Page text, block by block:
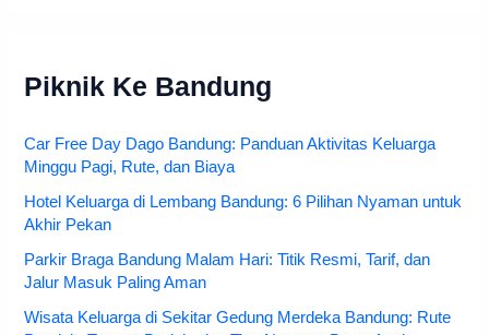
Piknik Ke Bandung
Car Free Day Dago Bandung: Panduan Aktivitas Keluarga
Minggu Pagi, Rute, dan Biaya
Hotel Keluarga di Lembang Bandung: 6 Pilihan Nyaman untuk
Akhir Pekan
Parkir Braga Bandung Malam Hari: Titik Resmi, Tarif, dan
Jalur Masuk Paling Aman
Wisata Keluarga di Sekitar Gedung Merdeka Bandung: Rute